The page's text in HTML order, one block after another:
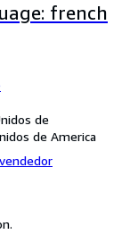
french
de
de America